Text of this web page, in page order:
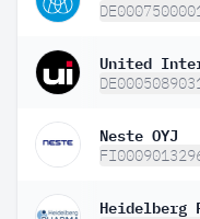
United
Neste OYJ
Heidelberg